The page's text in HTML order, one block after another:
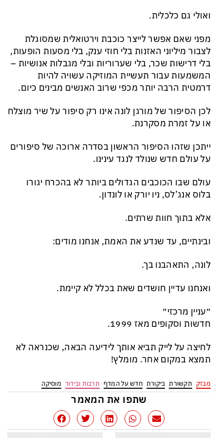
ואולי גם כלכלית.
מפני שאם אפשר לייצר כוכבת וירטואלית שמסוגלת
לצבור מיליוני האזנות בלי חוזי ענק, בלי מסעות הופעות,
בלי דרישות שכר, בלי שערוריות ובלי מגבלות אנושיות –
המשמעות עבור תעשיית המוזיקה עשויה להיות
דרמטית הרבה יותר מכפי שרוב האנשים מבינים כיום.
לכן הסיפור של מורגן לונה אינו רק סיפור על שיר מוצלח
או על זמרת מסקרנת.
ייתכן שזהו הסיפור הראשון בסדרה ארוכה של סיפורים
על עולם חדש שנולד לנגד עינינו.
עולם שבו הכוכבים הגדולים ביותר לא בהכרח יגורו
בלוס אנג’לס, ניו יורק או לונדון.
אלא בתוך חוות שרתים.
ובינתיים, עד שנדע את האמת, אנחנו מודים:
לונה, התאהבנו בך.
ואנחנו עדיין חושדים שאת בכלל לא קיימת.
״עניין מרכזי״
חדשות וסקופים מאז 1999.
לחיצה על לייק תביא אותך לידיעה הבאה, שכנראה לא
תמצא במקום אחר. מומלץ!
מבזק תקשורת ביקורת חדש על המדף תרבות ובידור מוסיקה
שתפו את המאמר